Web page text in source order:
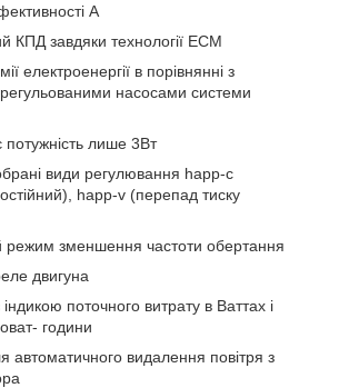
A
КПД завдяки технології ECM
електроенергії в порівнянні з
насосами системи
потужність лише 3Вт
види регулювання happ-c
happ-v (перепад тиску
режим зменшення частоти обертання
двигуна
поточного витрату в Ваттах і
години
автоматичного видалення повітря з